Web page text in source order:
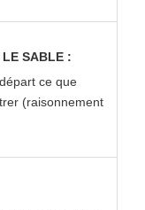
LE SABLE :
ce que
(raisonnement